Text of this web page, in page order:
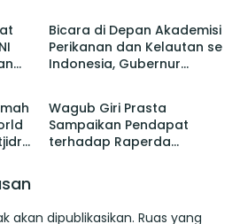
Bicara di Depan Akademisi
Perikanan dan Kelautan se
Indonesia, Gubernur
Berita
Wagub Giri Prasta
Sampaikan Pendapat
terhadap Raperda
akan dipublikasikan. Ruas yang